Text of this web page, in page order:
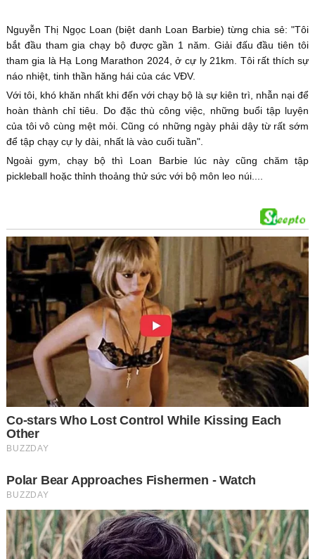
Nguyễn Thị Ngọc Loan (biệt danh Loan Barbie) từng chia sẻ: "Tôi
bắt đầu tham gia chạy bộ được gần 1 năm. Giải đấu đầu tiên tôi
tham gia là Hạ Long Marathon 2024, ở cự ly 21km. Tôi rất thích sự
náo nhiệt, tinh thần hăng hái của các VĐV.
Với tôi, khó khăn nhất khi đến với chạy bộ là sự kiên trì, nhẫn nại để
hoàn thành chỉ tiêu. Do đặc thù công việc, những buổi tập luyện
của tôi vô cùng mệt mỏi. Cũng có những ngày phải dậy từ rất sớm
để tập chạy cự ly dài, nhất là vào cuối tuần".
Ngoài gym, chạy bộ thì Loan Barbie lúc này cũng chăm tập
pickleball hoặc thỉnh thoảng thử sức với bộ môn leo núi....